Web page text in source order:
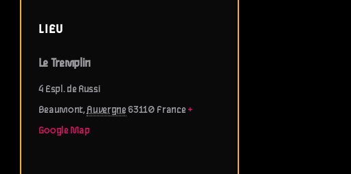
LIEU
Le Tremplin
4 Espl. de Russi
Beaumont,Auvergne63110 France +
Google Map